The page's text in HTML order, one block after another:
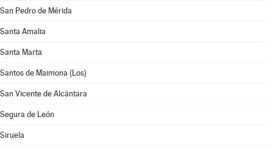
San Pedro de Mérida
Santa Amalia
Santa Marta
Santos de Maimona (Los)
San Vicente de Alcántara
Segura de León
Siruela